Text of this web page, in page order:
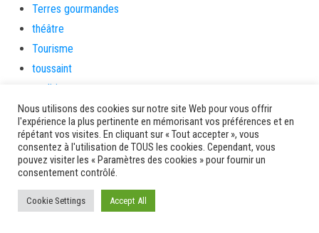
Terres gourmandes
théâtre
Tourisme
toussaint
tradition
Transition Energétique
Transport et routes
Travail
Travaux
Travaux THD
travaux utiles
Nous utilisons des cookies sur notre site Web pour vous offrir
l'expérience la plus pertinente en mémorisant vos préférences et en
répétant vos visites. En cliquant sur « Tout accepter », vous
consentez à l'utilisation de TOUS les cookies. Cependant, vous
pouvez visiter les « Paramètres des cookies » pour fournir un
consentement contrôlé.
Cookie Settings Accept All